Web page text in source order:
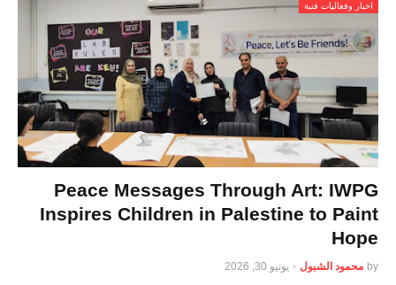
اخبار وفعاليات فنية
Peace Messages Through Art: IWPG
Inspires Children in Palestine to Paint
Hope
by محمود الشبول - يونيو 30, 2026